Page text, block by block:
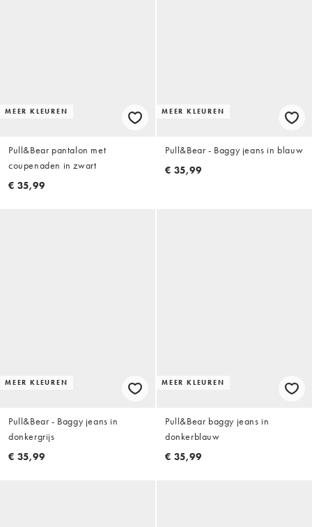
MEER KLEUREN
Pull&Bear pantalon met
coupenaden in zwart
€ 35,99
MEER KLEUREN
Pull&Bear - Baggy jeans in blauw
€ 35,99
MEER KLEUREN
Pull&Bear - Baggy jeans in
donkergrijs
€ 35,99
MEER KLEUREN
Pull&Bear baggy jeans in
donkerblauw
€ 35,99